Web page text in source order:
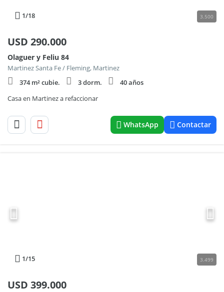
1/18 3.500
USD 290.000
Olaguer y Feliu 84
Martinez Santa Fe / Fleming, Martinez
374 m² cubie.
3 dorm.
40 años
Casa en Martinez a refaccionar
WhatsApp Contactar
1/15 3.499
USD 399.000